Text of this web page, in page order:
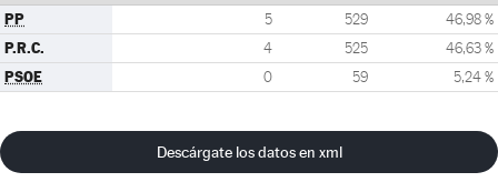
PP 5 529 46,98 %
P.R.C. 4 525 46,63 %
PSOE 0 59 5,24 %
Descárgate los datos en xml